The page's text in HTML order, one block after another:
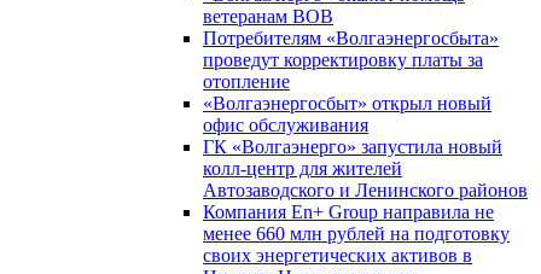
ветеранам ВОВ
Потребителям «Волгаэнергосбыта»
проведут корректировку платы за
отопление
«Волгаэнергосбыт» открыл новый
офис обслуживания
ГК «Волгаэнерго» запустила новый
колл-центр для жителей
Автозаводского и Ленинского районов
Компания En+ Group направила не
менее 660 млн рублей на подготовку
своих энергетических активов в